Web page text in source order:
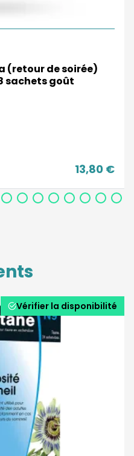
(retour de soirée)
sachets goût
13,80 €
Vérifier la disponibilité